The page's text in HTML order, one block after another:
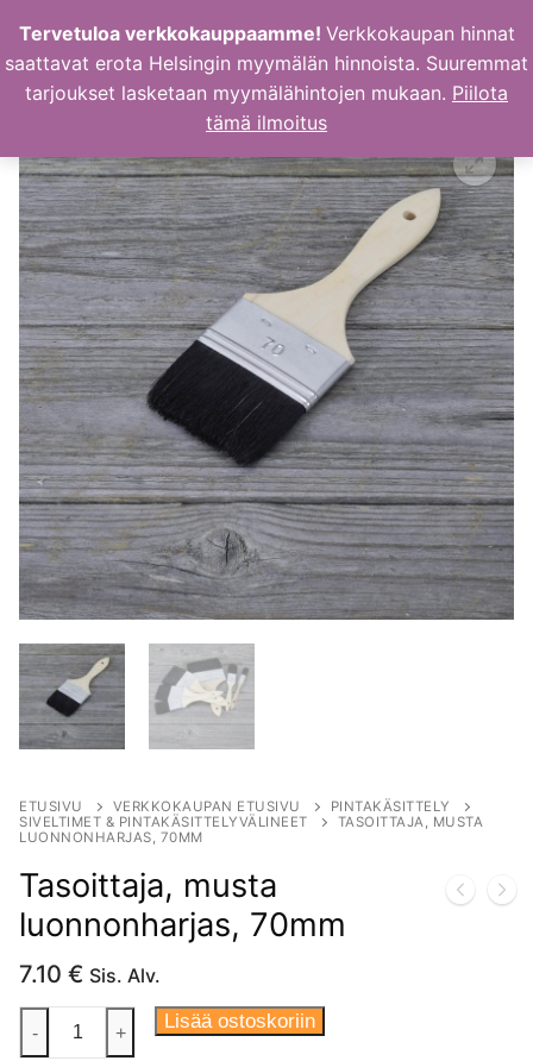
sisältöön
ETUSIVU VERKKOKAUPAN ETUSIVU
PINTAKÄSITTELY
SIVELTIMET & PINTAKÄSITTELYVÄLINEET
TASOITTAJA, MUSTA
LUONNONHARJAS, 70MM
Tasoittaja, musta
luonnonharjas, 70mm
7.10 € Sis. Alv.
Tasoittaja,
musta
- + Lisää ostoskoriin
Tervetuloa verkkokauppaamme! Verkkokaupan hinnat
saattavat erota Helsingin myymälän hinnoista. Suuremmat
tarjoukset lasketaan myymälähintojen mukaan. Piilota
tämä ilmoitus